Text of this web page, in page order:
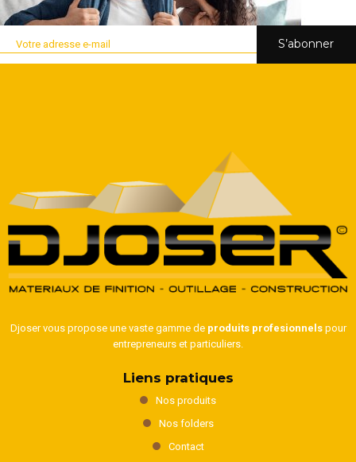
S’abonner
Djoser vous propose une vaste gamme de produits profesionnelspour
entrepreneurs et particuliers.
Liens pratiques
Nos produits
Nos folders
Contact